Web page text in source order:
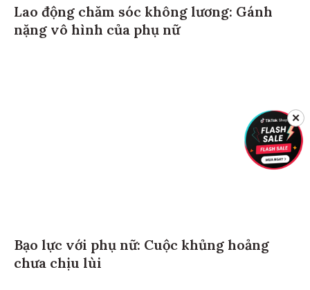
Lao động chăm sóc không lương: Gánh
nặng vô hình của phụ nữ
Bạo lực với phụ nữ: Cuộc khủng hoảng
chưa chịu lùi
✕